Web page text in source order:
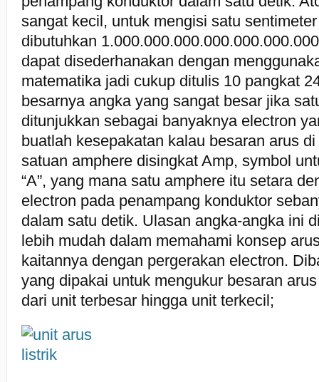
sangat kecil, untuk mengisi satu
dibutuhkan
dapat disederhanakan dengan
matematika jadi cukup ditulis 10 pangkat
besarnya angka yang sangat besar jika
ditunjukkan sebagai banyaknya electron
buatlah kesepakatan kalau besaran arus
satuan amphere disingkat Amp, symbol
“A”, yang mana satu amphere itu setara
electron pada penampang konduktor
dalam satu detik. Ulasan angka-angka ini
lebih mudah dalam memahami konsep
kaitannya dengan pergerakan electron.
yang dipakai untuk mengukur besaran
dari unit terbesar hingga unit terkecil;